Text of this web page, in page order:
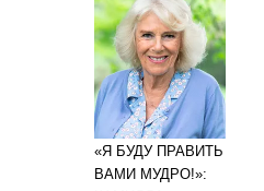
«Я БУДУ ПРАВИТЬ
ВАМИ МУДРО!»: